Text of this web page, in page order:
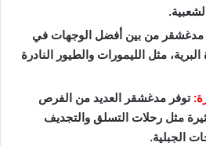
مدغشقر من بين أفضل الوجهات في
مثل الليمورات والطيور النادرة
توفر مدغشقر العديد من الفرص
مثل رحلات التسلق والتجديف
الجبلية.